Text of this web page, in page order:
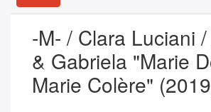
-M- / Clara Luciani
& Gabriela "Marie
Marie Colère"